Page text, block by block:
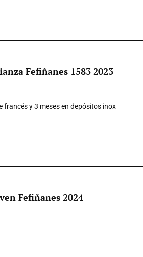
Fefiñanes 1583 2023
francés y 3 meses en depósitos inox
Fefiñanes 2024